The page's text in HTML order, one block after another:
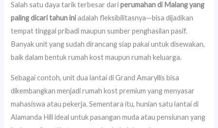
Salah satu daya tarik terbesar dariperumahan di Malang yang
paling dicari tahun iniadalah fleksibilitasnya—bisa dijadikan
tempat tinggal pribadi maupun sumber penghasilan pasif.
Banyak unit yang sudah dirancang siap pakai untuk disewakan,
baik dalam bentuk rumah kost maupun rumah keluarga.
Sebagai contoh, unit dua lantai di Grand Amaryllis bisa
dikembangkan menjadi rumah kost premium yang menyasar
mahasiswa atau pekerja. Sementara itu, hunian satu lantai di
Alamanda Hill ideal untuk pasangan muda atau pensiunan yang